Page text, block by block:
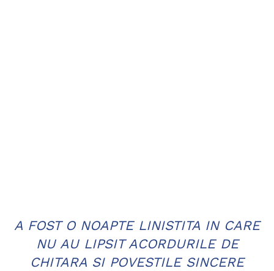
A FOST O NOAPTE LINISTITA IN CARE
NU AU LIPSIT ACORDURILE DE
CHITARA SI POVESTILE SINCERE